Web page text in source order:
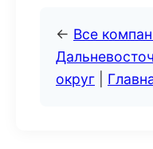
← Все
округ